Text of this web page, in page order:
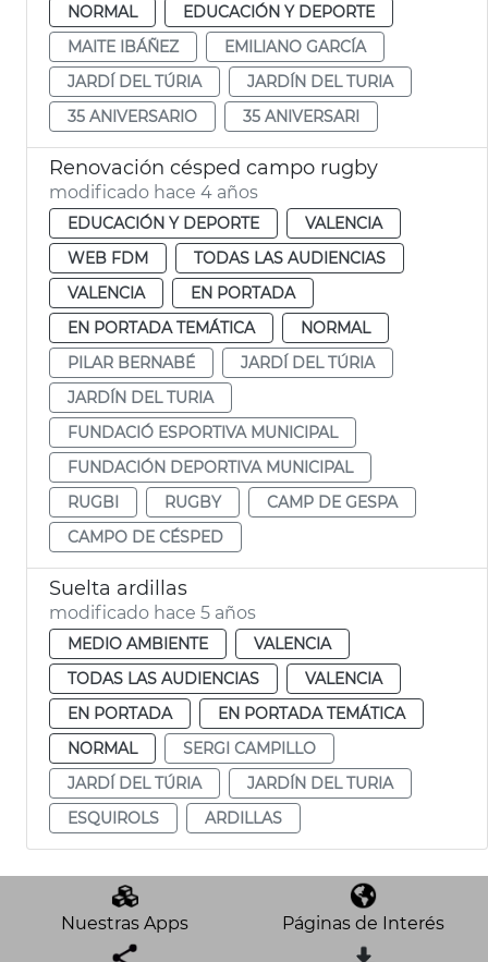
NORMAL
EDUCACIÓN Y DEPORTE
MAITE IBÁÑEZ
EMILIANO GARCÍA
JARDÍ DEL TÚRIA
JARDÍN DEL TURIA
35 ANIVERSARIO
35 ANIVERSARI
Renovación césped campo rugby
modificado hace 4 años
EDUCACIÓN Y DEPORTE
VALENCIA
WEB FDM
TODAS LAS AUDIENCIAS
VALENCIA
EN PORTADA
EN PORTADA TEMÁTICA
NORMAL
PILAR BERNABÉ
JARDÍ DEL TÚRIA
JARDÍN DEL TURIA
FUNDACIÓ ESPORTIVA MUNICIPAL
FUNDACIÓN DEPORTIVA MUNICIPAL
RUGBI
RUGBY
CAMP DE GESPA
CAMPO DE CÉSPED
Suelta ardillas
modificado hace 5 años
MEDIO AMBIENTE
VALENCIA
TODAS LAS AUDIENCIAS
VALENCIA
EN PORTADA
EN PORTADA TEMÁTICA
NORMAL
SERGI CAMPILLO
JARDÍ DEL TÚRIA
JARDÍN DEL TURIA
ESQUIROLS
ARDILLAS
Nuestras Apps Páginas de Interés